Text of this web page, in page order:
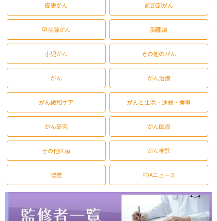
皮膚がん 頭頸部がん
甲状腺がん 脳腫瘍
小児がん その他のがん
がん がん治療
がん緩和ケア がんと生活・運動・食事
がん研究 がん医療
その他医療 がん検診
喫煙 FDAニュース